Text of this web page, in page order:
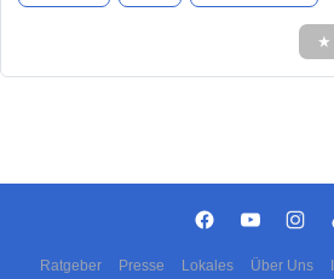
★
Ratgeber Presse Lokales Über Uns